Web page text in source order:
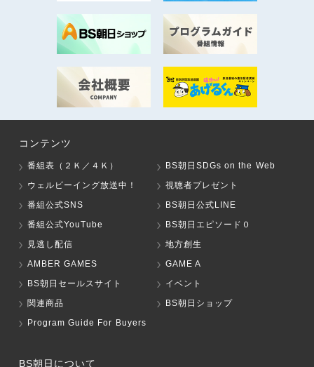
コンテンツ
番組表（２Ｋ／４Ｋ）
BS朝日SDGs on the Web
ウェルビーイング放送中！
視聴者プレゼント
番組公式SNS
BS朝日公式LINE
番組公式YouTube
BS朝日エピソード０
見逃し配信
地方創生
AMBER GAMES
GAME A
BS朝日セールスサイト
イベント
関連商品
BS朝日ショップ
Program Guide For Buyers
BS朝日について